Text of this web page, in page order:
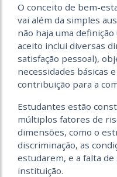
O conceito de bem-
vai além da simples
não haja uma
aceito inclui diversas
satisfação pessoal),
necessidades básicas
contribuição para a
Estudantes estão
múltiplos fatores de
dimensões, como o
discriminação, as
estudarem, e a falta
instituição.